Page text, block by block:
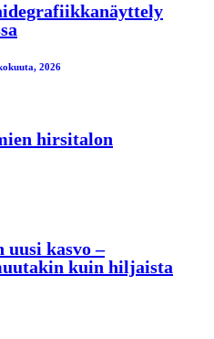
2026
hirsitalon
kasvo –
kuin hiljaista